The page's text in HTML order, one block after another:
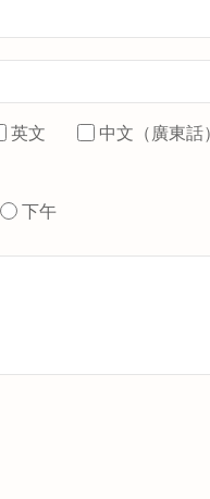
英文 中文（廣東話
下午